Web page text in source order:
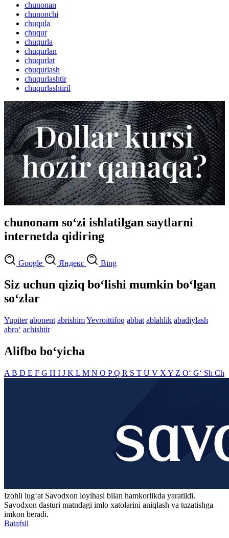
chunonan
chunonchi
chuqula
chuqur
chuqurla
chuqurlan
chuqurlat
chuqurlash
chuqurlashtir
chuqurlashtiril
chunonam so‘zi ishlatilgan saytlarni
internetda qidiring
Google Яндекс Bing
Siz uchun qiziq bo‘lishi mumkin bo‘lgan
so‘zlar
Yupiter abonent abrishimYevroittifoq abbat ablahlik abadiylash
abro‘ achishtir
Alifbo bo‘yicha
A B D E F G H I J K L M N O PQ R S T U V X Y Z O‘ G‘ Sh Ch
Izohli lugʻat Savodxon loyihasi bilan hamkorlikda yaratildi.
Savodxon dasturi matndagi imlo xatolarini aniqlash va tuzatishga
imkon beradi.
Batafsil